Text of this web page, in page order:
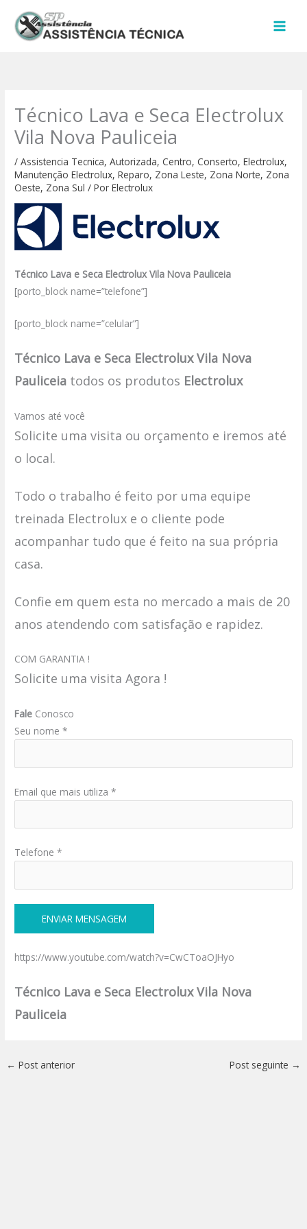
para
Técnico Lava e Seca Electrolux
Vila Nova Pauliceia
/Assistencia Tecnica,Autorizada,Centro,Conserto,Electrolux,
Manutenção Electrolux,Reparo, Zona Leste, Zona Norte, Zona
Oeste, Zona Sul / PorElectrolux
Técnico Lava e Seca Electrolux Vila Nova Pauliceia
[porto_block name=”telefone”]
[porto_block name=”celular”]
Técnico Lava e Seca Electrolux Vila Nova
Pauliceia todos os produtos Electrolux
Vamos até você
Solicite uma visita ou orçamento e iremos até
o local.
Todo o trabalho é feito por uma equipe
treinada Electrolux e o cliente pode
acompanhar tudo que é feito na sua própria
casa.
Confie em quem esta no mercado a mais de 20
anos atendendo com satisfação e rapidez.
COM GARANTIA !
Solicite uma visita Agora !
Fale Conosco
Seu nome *
Email que mais utiliza *
Telefone *
https://www.youtube.com/watch?v=CwCToaOJHyo
Técnico Lava e Seca Electrolux Vila Nova
Pauliceia
← Post anterior Post seguinte →